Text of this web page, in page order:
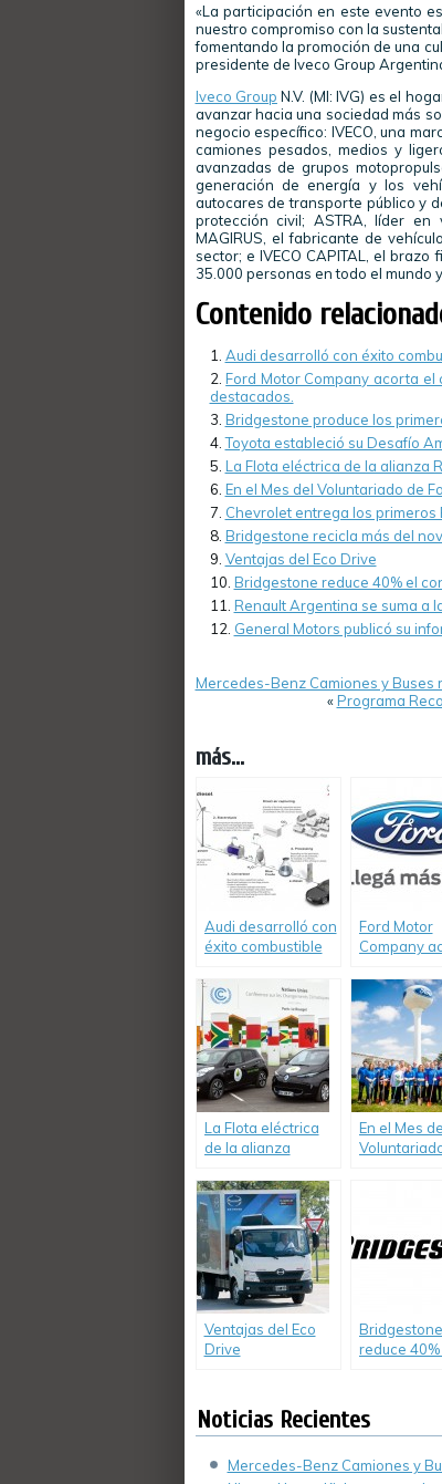
«La participación en este evento
nuestro compromiso con la
fomentando la promoción de una
presidente de Iveco Group
Iveco Group N.V. (MI: IVG) es el
avanzar hacia una sociedad más
negocio específico: IVECO, una
camiones pesados, medios y
avanzadas de grupos
generación de energía y los
autocares de transporte público y
protección civil; ASTRA, líder
MAGIRUS, el fabricante de
sector; e IVECO CAPITAL, el
35.000 personas en todo el mundo
Contenido
Audi desarrolló con éxito
Ford Motor Company acorta
destacados.
Bridgestone produce los
Toyota estableció su Desafío
La Flota eléctrica de la alianza
En el Mes del Voluntariado de
Chevrolet entrega los primeros
Bridgestone recicla más del
Ventajas del Eco Drive
Bridgestone reduce 40% el
Renault Argentina se suma a
General Motors publicó su
Mercedes-Benz Camiones y Buses
«Programa
más...
Audi desarrolló con
éxito combustible
dióxido de carbono
y agua
Ford Motor
Company
Informe de
2014-2015
resultados
destacados.
La Flota eléctrica
de la alianza
cubrió 175.000 Km
cero emsión
durante la COP21
En el Mes
Pacheco.
Ventajas del Eco
Drive
Bridgestone
reduce 40%
Noticias Recientes
Mercedes-Benz Camiones y